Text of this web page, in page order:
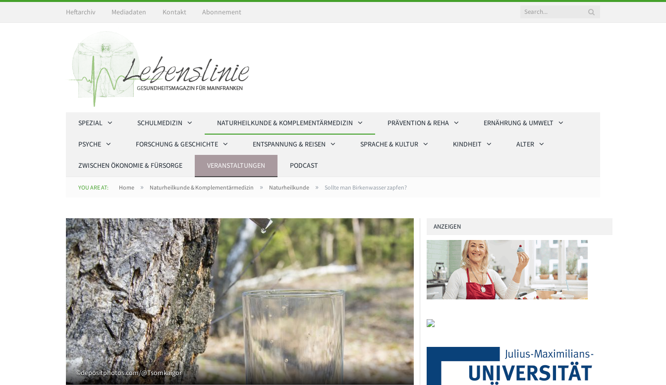
Heftarchiv Mediadaten Kontakt Abonnement
SPEZIAL SCHULMEDIZIN NATURHEILKUNDE & KOMPLEMENTÄRMEDIZIN PRÄVENTION & REHA ERNÄHRUNG & UMWELT
PSYCHE FORSCHUNG & GESCHICHTE ENTSPANNUNG & REISEN SPRACHE & KULTUR KINDHEIT ALTER
ZWISCHEN ÖKONOMIE & FÜRSORGE VERANSTALTUNGEN PODCAST
YOU ARE AT: Home » Naturheilkunde & Komplementärmedizin » Naturheilkunde » Sollte man Birkenwasser zapfen?
©depositphotos.com/@Tsomkaigor
ANZEIGEN